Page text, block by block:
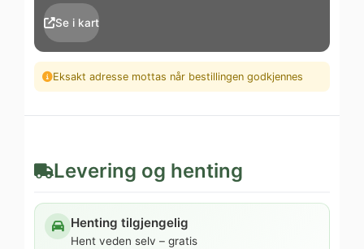
Se i kart
Eksakt adresse mottas når bestillingen godkjennes
Levering og henting
Henting tilgjengelig
Hent veden selv – gratis